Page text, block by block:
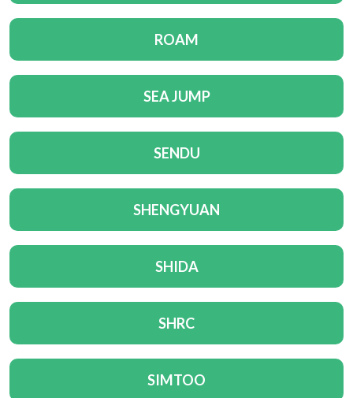
ROAM
SEA JUMP
SENDU
SHENGYUAN
SHIDA
SHRC
SIMTOO